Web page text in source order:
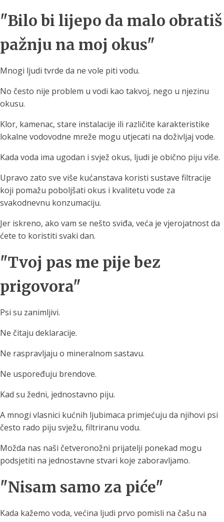
"Bilo bi lijepo da malo obratiš
pažnju na moj okus"
Mnogi ljudi tvrde da ne vole piti vodu.
No često nije problem u vodi kao takvoj, nego u njezinu
okusu.
Klor, kamenac, stare instalacije ili različite karakteristike
lokalne vodovodne mreže mogu utjecati na doživljaj vode.
Kada voda ima ugodan i svjež okus, ljudi je obično piju više.
Upravo zato sve više kućanstava koristi sustave filtracije
koji pomažu poboljšati okus i kvalitetu vode za
svakodnevnu konzumaciju.
Jer iskreno, ako vam se nešto sviđa, veća je vjerojatnost da
ćete to koristiti svaki dan.
"Tvoj pas me pije bez
prigovora"
Psi su zanimljivi.
Ne čitaju deklaracije.
Ne raspravljaju o mineralnom sastavu.
Ne uspoređuju brendove.
Kad su žedni, jednostavno piju.
A mnogi vlasnici kućnih ljubimaca primjećuju da njihovi psi
često rado piju svježu, filtriranu vodu.
Možda nas naši četveronožni prijatelji ponekad mogu
podsjetiti na jednostavne stvari koje zaboravljamo.
"Nisam samo za piće"
Kada kažemo voda, većina ljudi prvo pomisli na čašu na